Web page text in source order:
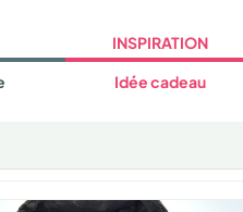
INSPIRATION
Idée cadeau